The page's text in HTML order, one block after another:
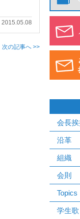
2015.05.08
次の記事へ >>
会長
沿革
組織
会則
Topics
学生